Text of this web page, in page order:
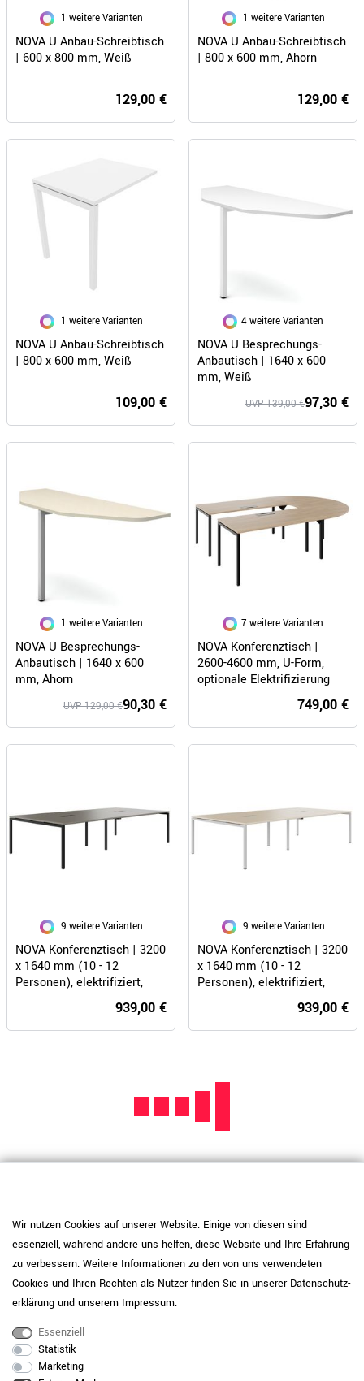
1 weitere Varianten
NOVA U Anbau-Schreibtisch
| 600 x 800 mm, Weiß
129,00 €
1 weitere Varianten
NOVA U Anbau-Schreibtisch
| 800 x 600 mm, Ahorn
129,00 €
1 weitere Varianten
NOVA U Anbau-Schreibtisch
| 800 x 600 mm, Weiß
109,00 €
4 weitere Varianten
NOVA U Besprechungs-
Anbautisch | 1640 x 600
mm, Weiß
97,30 €
UVP 139,00 €
1 weitere Varianten
NOVA U Besprechungs-
Anbautisch | 1640 x 600
mm, Ahorn
90,30 €
UVP 129,00 €
7 weitere Varianten
NOVA Konferenztisch |
2600-4600 mm, U-Form,
optionale Elektrifizierung
749,00 €
9 weitere Varianten
NOVA Konferenztisch | 3200
x 1640 mm (10 - 12
Personen), elektrifiziert,
939,00 €
9 weitere Varianten
NOVA Konferenztisch | 3200
x 1640 mm (10 - 12
Personen), elektrifiziert,
939,00 €
Bürotisch: Das Herzstück Ihres
Arbeitsplatzes bei WeberBÜRO
Bei WeberBÜRO verstehen wir, dass ein Bürotisch weit
mehr ist als nur eine Arbeitsfläche. Er ist der zentrale
Punkt Ihrer Produktivität, ein Ort für kreative Ideen und ein
maßgebliches Element für Ihre Gesundheit im
Wir nutzen Cookies auf unserer Website. Einige von diesen sind
essenziell, während andere uns helfen, diese Website und Ihre Erfahrung
zu verbessern. Weitere Informationen zu den von uns verwendeten
Cookies und Ihren Rechten als Nutzer finden Sie in unserer Daten­schutz­
erklärung und unserem Impressum.
Essenziell
Statistik
Marketing